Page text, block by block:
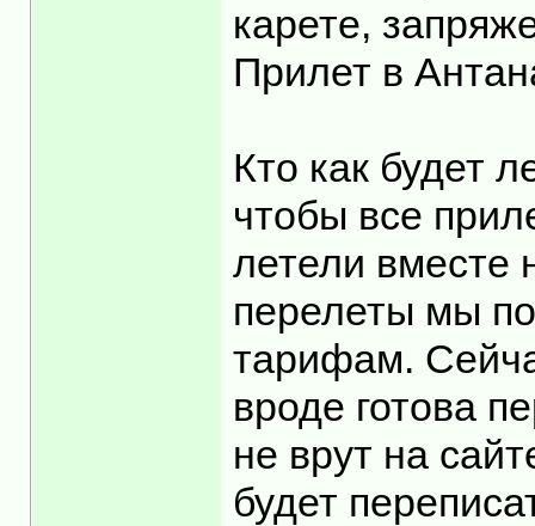
карете,
Прилет в
Кто как будет
чтобы все
летели вместе
перелеты мы
тарифам.
вроде готова
не врут на
будет